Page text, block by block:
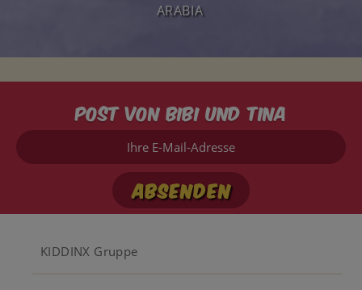
ARABIA
Post von Bibi und Tina
Ihre
Mail-
Footer
KIDDINX Gruppe